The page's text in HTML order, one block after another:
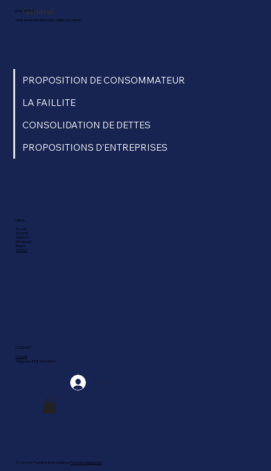
Général
CONTACT
Courriel
Téléphone 888-549-5642
Se connecter
MENU
Accueil
À propos
Solutions
Entreprises
Blogue
Contact
SOLUTIONS
Nous avons la solution pour régler vos dettes
PROPOSITION DE CONSOMMATEUR
LA FAILLITE
CONSOLIDATION DE DETTES
PROPOSITIONS D'ENTREPRISES
© 2026 par Tremblay & Cie réalisé par Forte Développement